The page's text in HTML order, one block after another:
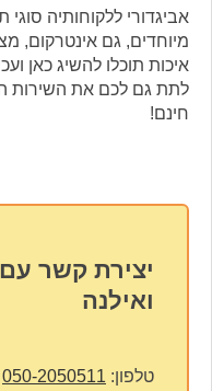
אביגדורי ללקוחותיה
מיוחדים, גם אינטרקום,
איכות תוכלו להשיג כאן
לתת גם לכם את השירות
חינם!
יצירת קשר עם
ואילנה
טלפון: 050-2050511